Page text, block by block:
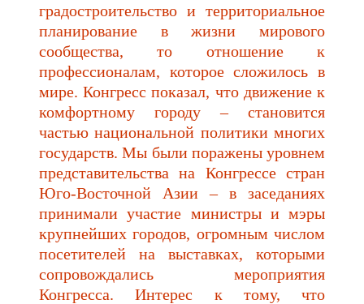
градостроительство и территориальное
планирование в жизни мирового
сообщества, то отношение к
профессионалам, которое сложилось в
мире. Конгресс показал, что движение к
комфортному городу – становится
частью национальной политики многих
государств. Мы были поражены уровнем
представительства на Конгрессе стран
Юго-Восточной Азии – в заседаниях
принимали участие министры и мэры
крупнейших городов, огромным числом
посетителей на выставках, которыми
сопровождались мероприятия
Конгресса. Интерес к тому, что